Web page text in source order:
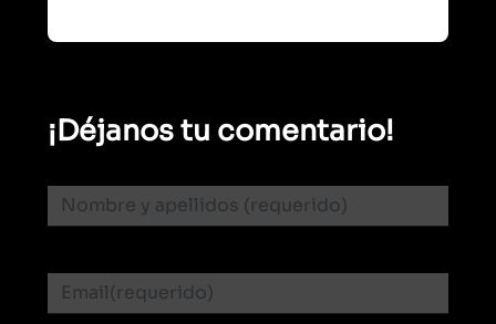
¡Déjanos tu comentario!